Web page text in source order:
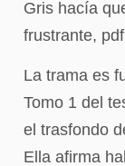
Gris hacía
frustrante,
La trama es
Tomo 1 del
el trasfondo
Ella afirma